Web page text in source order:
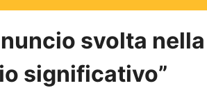
svolta nella
significativo”